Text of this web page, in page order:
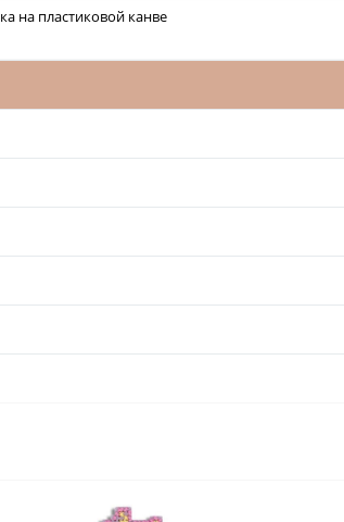
на пластиковой канве